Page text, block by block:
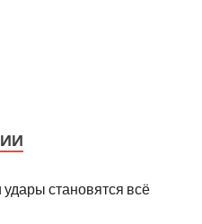
становятся всё